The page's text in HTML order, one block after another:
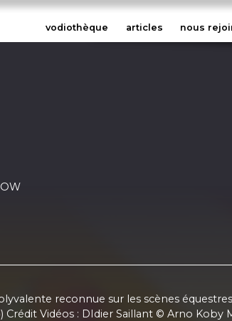
vodiothèque articles nous
reconnue sur les scènes
Vidéos : DIdier Saillant © Arno Koby